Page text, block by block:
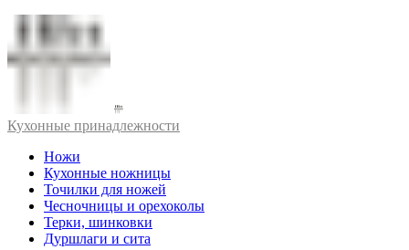
Кухонные принадлежности
Ножи
Кухонные ножницы
Точилки для ножей
Чесночницы и орехоколы
Терки, шинковки
Дуршлаги и сита